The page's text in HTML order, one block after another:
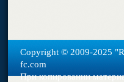
Copyright © 2009-2025
fc.com
При копировании